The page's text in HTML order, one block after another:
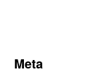
Meta